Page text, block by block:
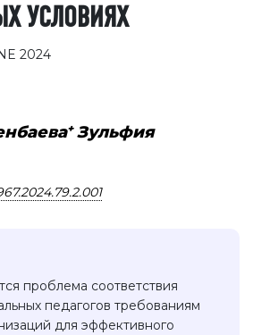
УСЛОВИЯХ
2024
+ Зульфия
проблема соответствия
педагогов требованиям
для эффективного